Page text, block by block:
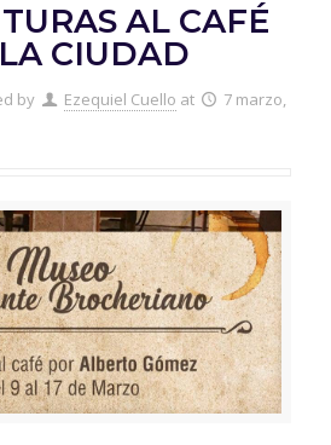
AL CAFÉ
CIUDAD
by Ezequiel Cuello at
7 marzo,